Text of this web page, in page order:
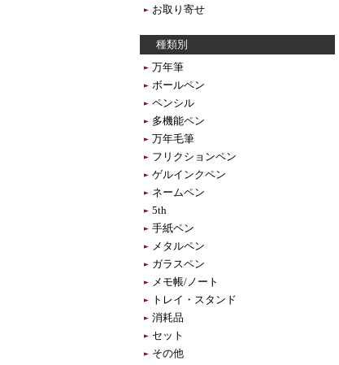
お取り寄せ
種類別
万年筆
ボールペン
ペンシル
多機能ペン
万年毛筆
フリクションペン
ゲルインクペン
ネームペン
5th
手紙ペン
メタルペン
ガラスペン
メモ帳/ノート
トレイ・スタンド
消耗品
セット
その他